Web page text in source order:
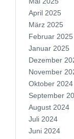
April 2025
März 2025
Februar 2025
Januar 2025
Dezember
November
Oktober 2024
September
August 2024
Juli 2024
Juni 2024